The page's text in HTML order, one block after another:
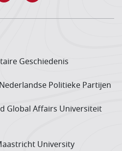
Geschiedenis
Politieke Partijen
Global Affairs Universiteit
University